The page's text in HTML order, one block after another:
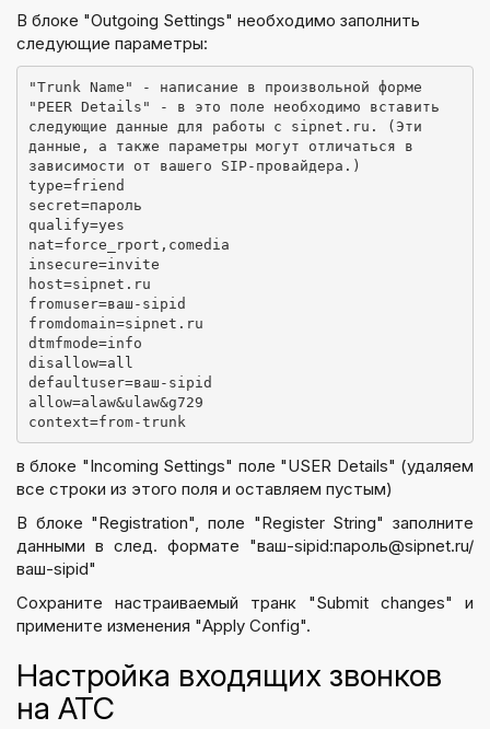
В блоке "Outgoing Settings" необходимо заполнить
следующие параметры:
"Trunk Name " - написание в произвольной форме
" PEER Details " - в это поле необходимо вставить
следующие данные для работы с sipnet.ru. (Эти
данные, а также параметры могут отличаться в
зависимости от вашего SIP-провайдера.)
type=friend
secret=пароль
qualify=yes
nat=force_rport,comedia
insecure=invite
host=sipnet.ru
fromuser=ваш-sipid
fromdomain=sipnet.ru
dtmfmode=info
disallow=all
defaultuser=ваш-sipid
allow=alaw&ulaw&g729
context=from-trunk
в блоке "Incoming Settings" поле "USER Details" (удаляем
все строки из этого поля и оставляем пустым)
В блоке "Registration", поле "Register String" заполните
данными в след. формате "ваш-sipid:пароль@sipnet.ru/
ваш-sipid"
Сохраните настраиваемый транк "Submit changes" и
примените изменения "Apply Config".
Настройка входящих звонков
на АТС